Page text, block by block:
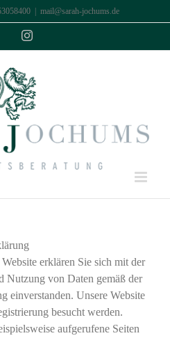
mail@sarah-jochums.de
FacebookInstagram
erklären Sie sich mit der
Nutzung von Daten gemäß der
einverstanden. Unsere Website
besucht werden.
aufgerufene Seiten